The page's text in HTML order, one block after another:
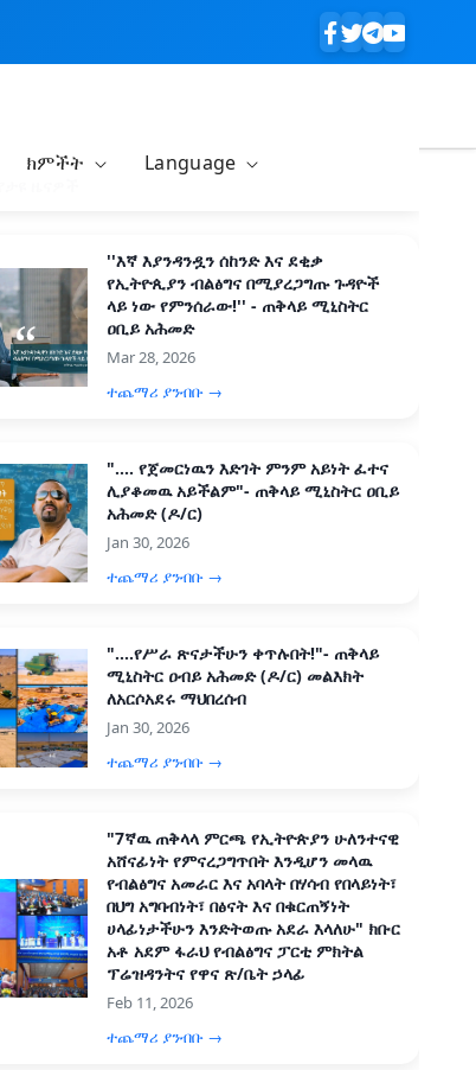
ክምችት Language
''እኛ እያንዳንዷን ሰከንድ እና ደቂቃ
የኢትዮጲያን ብልፅግና በሚያረጋግጡ ጉዳዮች
ላይ ነው የምንሰራው!'' - ጠቅላይ ሚኒስትር
ዐቢይ አሕመድ
Mar 28, 2026
ተጨማሪ ያንብቡ →
".... የጀመርነዉን እድገት ምንም አይነት ፈተና
ሊያቆመዉ አይችልም"- ጠቅላይ ሚኒስትር ዐቢይ
አሕመድ (ዶ/ር)
Jan 30, 2026
ተጨማሪ ያንብቡ →
"....የሥራ ጽናታችሁን ቀጥሉበት!"- ጠቅላይ
ሚኒስትር ዐብይ አሕመድ (ዶ/ር) መልእክት
ለአርሶአደሩ ማህበረሰብ
Jan 30, 2026
ተጨማሪ ያንብቡ →
"7ኛዉ ጠቅላላ ምርጫ የኢትዮጵያን ሁለንተናዊ
አሸናፊነት የምናረጋግጥበት እንዲሆን መላዉ
የብልፅግና አመራር እና አባላት በሃሳብ የበላይነት፣
በህግ አግባብነት፣ በፅናት እና በቁርጠኝነት
ሀላፊነታችሁን እንድትወጡ አደራ እላለሁ" ክቡር
አቶ አደም ፋራህ የብልፅግና ፓርቲ ምክትል
ፕሬዝዳንትና የዋና ጽ/ቤት ኃላፊ
Feb 11, 2026
ተጨማሪ ያንብቡ →